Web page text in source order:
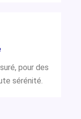
pour des
sérénité.